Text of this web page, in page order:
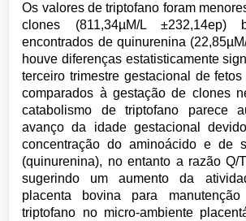
Os valores de triptofano foram
clones (811,34µM/L
encontrados de quinurenina
houve diferenças estatisticamente
terceiro trimestre gestacional de
comparados à gestação de clones
catabolismo de triptofano parece
avanço da idade gestacional
concentração do aminoácido e de
(quinurenina), no entanto a razão Q/
sugerindo um aumento da
placenta bovina para
triptofano no micro-ambiente